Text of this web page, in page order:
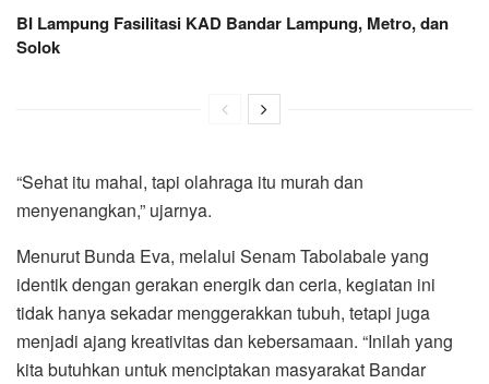
BI Lampung Fasilitasi KAD Bandar Lampung, Metro, dan
Solok
“Sehat itu mahal, tapi olahraga itu murah dan
menyenangkan,” ujarnya.
Menurut Bunda Eva, melalui Senam Tabolabale yang
identik dengan gerakan energik dan ceria, kegiatan ini
tidak hanya sekadar menggerakkan tubuh, tetapi juga
menjadi ajang kreativitas dan kebersamaan. “Inilah yang
kita butuhkan untuk menciptakan masyarakat Bandar